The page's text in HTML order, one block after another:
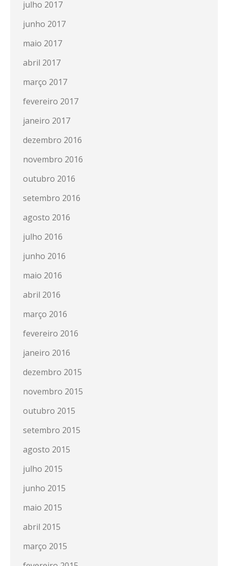
julho 2017
junho 2017
maio 2017
abril 2017
março 2017
fevereiro 2017
janeiro 2017
dezembro 2016
novembro 2016
outubro 2016
setembro 2016
agosto 2016
julho 2016
junho 2016
maio 2016
abril 2016
março 2016
fevereiro 2016
janeiro 2016
dezembro 2015
novembro 2015
outubro 2015
setembro 2015
agosto 2015
julho 2015
junho 2015
maio 2015
abril 2015
março 2015